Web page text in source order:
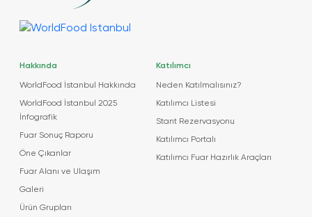
Hakkında
WorldFood İstanbul Hakkında
WorldFood İstanbul 2025
İnfografik
Fuar Sonuç Raporu
Öne Çıkanlar
Fuar Alanı ve Ulaşım
Galeri
Ürün Grupları
Katılımcı
Neden Katılmalısınız?
Katılımcı Listesi
Stant Rezervasyonu
Katılımcı Portalı
Katılımcı Fuar Hazırlık Araçları